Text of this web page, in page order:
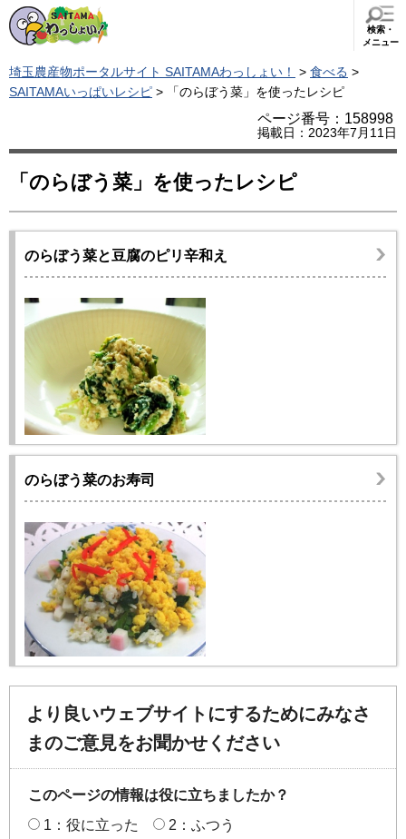
検索・
メニュー
埼玉農産物ポータルサイト SAITAMAわっしょい！ > 食べる >
SAITAMAいっぱいレシピ > 「のらぼう菜」を使ったレシピ
ページ番号：158998
掲載日：2023年7月11日
「のらぼう菜」を使ったレシピ
のらぼう菜と豆腐のピリ辛和え
のらぼう菜のお寿司
より良いウェブサイトにするためにみなさ
まのご意見をお聞かせください
このページの情報は役に立ちましたか？
1：役に立った
2：ふつう